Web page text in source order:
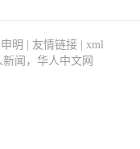
明 友情链接| xml
闻，华人中文网